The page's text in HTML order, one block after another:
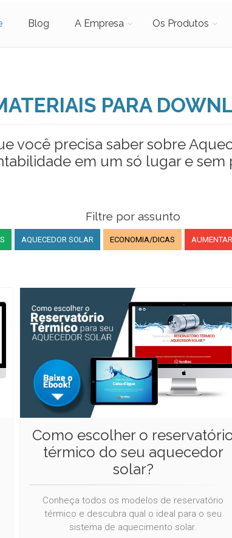
Blog A Empresa Os Produtos
PARA
você precisa saber sobre
em um só lugar e sem
Filtre por assunto
AQUECEDOR SOLAR ECONOMIA/DICAS
Como escolher o
térmico do seu aquecedor
solar?
Conheça todos os modelos de reservatório
térmico e descubra qual o ideal para o seu
sistema de aquecimento solar.